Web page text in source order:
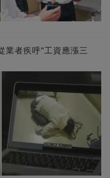
業者疾呼"工資應漲三